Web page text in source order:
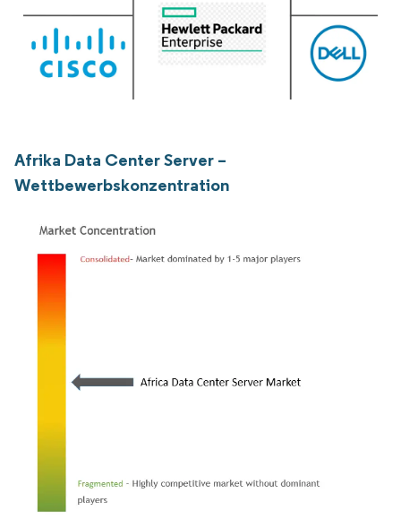
Afrika Data Center Server –
Wettbewerbskonzentration